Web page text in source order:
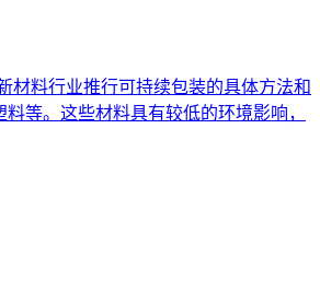
材料行业推行可持续包装的具体方法和
等。这些材料具有较低的环境影响，